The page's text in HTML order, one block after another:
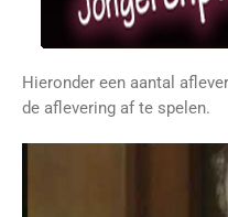
Hieronder een aantal
de aflevering af te spelen.